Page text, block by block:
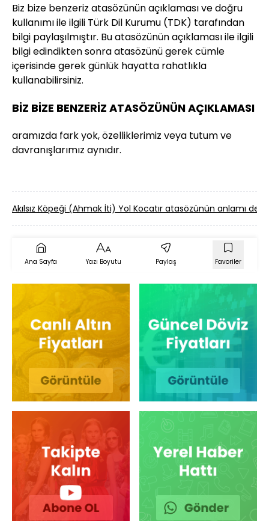
Biz bize benzeriz atasözünün açıklaması ve doğru
kullanımı ile ilgili Türk Dil Kurumu (TDK) tarafından
bilgi paylaşılmıştır. Bu atasözünün açıklaması ile ilgili
bilgi edindikten sonra atasözünü gerek cümle
içerisinde gerek günlük hayatta rahatlıkla
kullanabilirsiniz.
BİZ BİZE BENZERİZ ATASÖZÜNÜN AÇIKLAMASI
aramızda fark yok, özelliklerimiz veya tutum ve
davranışlarımız aynıdır.
Akılsız Köpeği (Ahmak İti) Yol Kocatır atasözünün anlamı
Ana Sayfa Yazı Boyutu Paylaş Favoriler